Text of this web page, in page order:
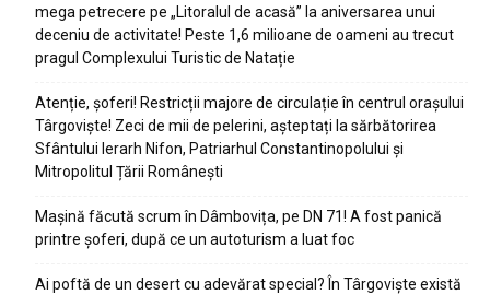
mega petrecere pe „Litoralul de acasă” la aniversarea unui
deceniu de activitate! Peste 1,6 milioane de oameni au trecut
pragul Complexului Turistic de Natație
Atenție, șoferi! Restricții majore de circulație în centrul orașului
Târgoviște! Zeci de mii de pelerini, așteptați la sărbătorirea
Sfântului Ierarh Nifon, Patriarhul Constantinopolului și
Mitropolitul Țării Românești
Mașină făcută scrum în Dâmbovița, pe DN 71! A fost panică
printre șoferi, după ce un autoturism a luat foc
Ai poftă de un desert cu adevărat special? În Târgoviște există